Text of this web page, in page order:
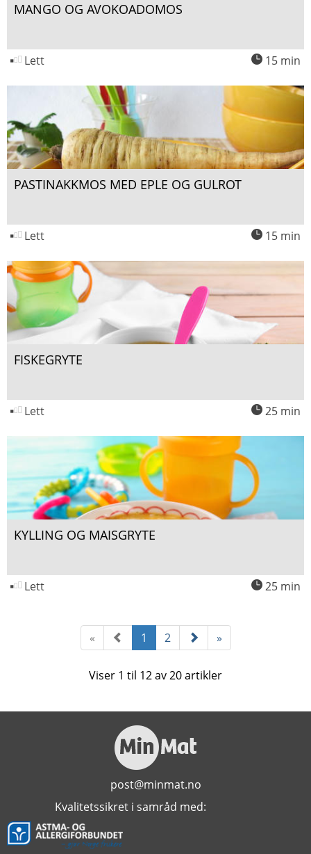
MANGO OG AVOKOADOMOS
Lett 15 min
PASTINAKKMOS MED EPLE OG GULROT
Lett 15 min
FISKEGRYTE
Lett 25 min
KYLLING OG MAISGRYTE
Lett 25 min
« 1 2 »
Viser 1 til 12 av 20 artikler
post@minmat.no
Kvalitetssikret i samråd med: